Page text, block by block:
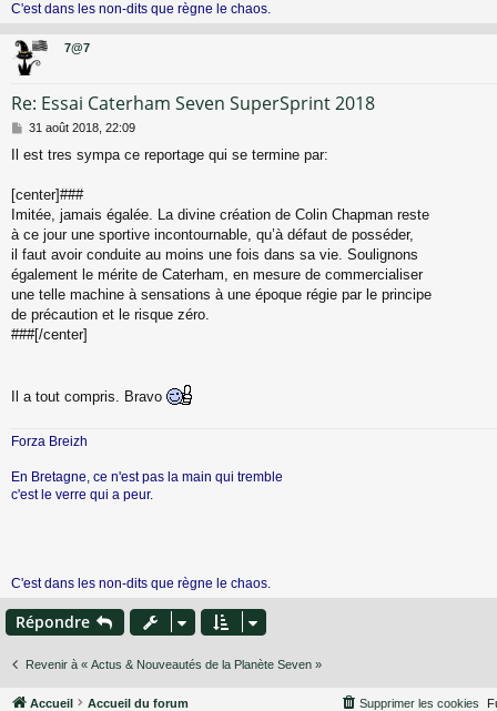
C'est dans les non-dits que règne le chaos.
7@7
Re: Essai Caterham Seven SuperSprint 2018
M
s
a
g
31 août 2018, 22:09
Il est tres sympa ce reportage qui se termine par:
[center]###
Imitée, jamais égalée. La divine création de Colin Chapman reste
à ce jour une sportive incontournable, qu’à défaut de posséder,
il faut avoir conduite au moins une fois dans sa vie. Soulignons
également le mérite de Caterham, en mesure de commercialiser
une telle machine à sensations à une époque régie par le principe
de précaution et le risque zéro.
###[/center]
Il a tout compris. Bravo
Forza Breizh
En Bretagne, ce n'est pas la main qui tremble
c'est le verre qui a peur.
C'est dans les non-dits que règne le chaos.
Répondre
Revenir à « Actus & Nouveautés de la Planète Seven »
Accueil Accueil du forum Supprimer les cookies